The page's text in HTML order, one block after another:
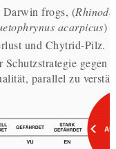
Darwin frogs, (
acarpicus)
und Chytrid-Pilz.
Schutzstrategie gegen
parallel zu